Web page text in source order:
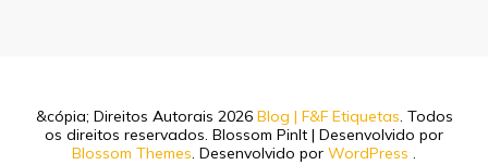
&cópia; Direitos Autorais 2026 Blog | F&F Etiquetas. Todos
os direitos reservados. Blossom PinIt | Desenvolvido por
Blossom Themes. Desenvolvido por WordPress .